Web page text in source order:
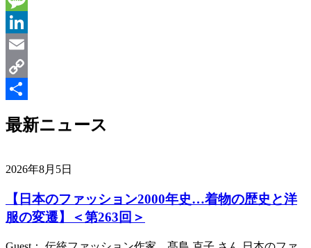
最新ニュース
2026年8月5日
【日本のファッション2000年史…着物の歴史と洋
服の変遷】＜第263回＞